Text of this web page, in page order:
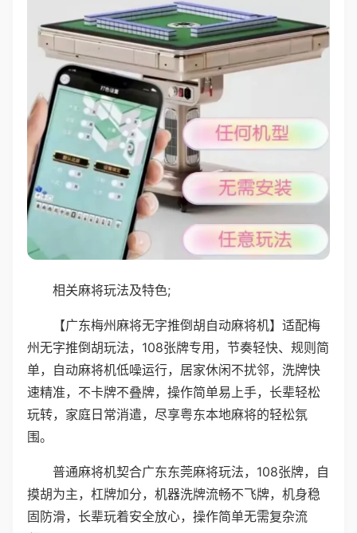
相关麻将玩法及特色;
【广东梅州麻将无字推倒胡自动麻将机】适配梅
州无字推倒胡玩法，108张牌专用，节奏轻快、规则简
单，自动麻将机低噪运行，居家休闲不扰邻，洗牌快
速精准，不卡牌不叠牌，操作简单易上手，长辈轻松
玩转，家庭日常消遣，尽享粤东本地麻将的轻松氛
围。
普通麻将机契合广东东莞麻将玩法，108张牌，自
摸胡为主，杠牌加分，机器洗牌流畅不飞牌，机身稳
固防滑，长辈玩着安全放心，操作简单无需复杂流